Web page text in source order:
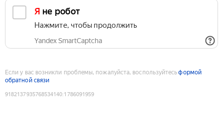
Я не робот
Нажмите, чтобы продолжить
Yandex SmartCaptcha
Если у вас возникли проблемы, пожалуйста, воспользуйтесьформой
обратной связи
9182137935768534140:1786091959